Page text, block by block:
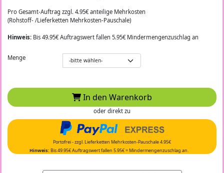
Pro Gesamt-Auftrag zzgl. 4.95€ anteilige Mehrkosten
(Rohstoff- /Lieferketten Mehrkosten-Pauschale)
Hinweis: Bis 49.95€ Auftragswert fallen 5.95€ Mindermengenzuschlag an
Menge
In den Warenkorb
oder direkt zu
Portofrei - zzgl. Lieferketten Mehrkosten-Pauschale 4.95€
Hinweis: Bis 49.95€ Auftragswert fallen 5.95€ = Mindermengenzuschlag an.